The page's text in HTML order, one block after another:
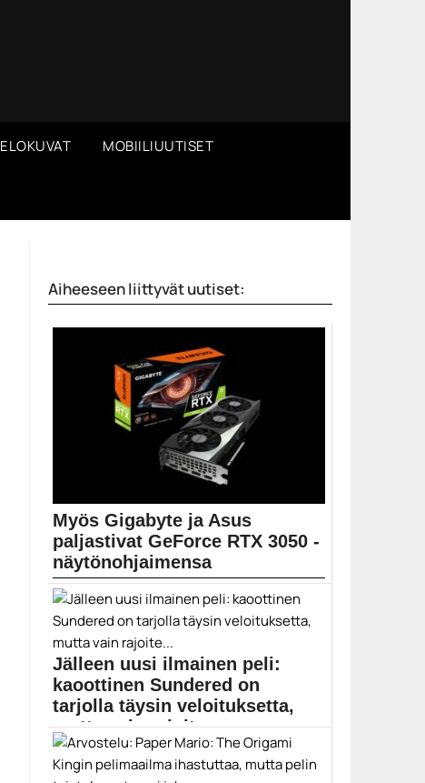
ELOKUVAT MOBIILIUUTISET
Aiheeseen liittyvät uutiset:
Myös Gigabyte ja Asus
paljastivat GeForce RTX 3050 -
näytönohjaimensa
Gigabyte lähtee ottamaan budjettinäytönohjainten
markkinaa haltuun kolmella eri...
Asus
Jälleen uusi ilmainen peli:
kaoottinen Sundered on
tarjolla täysin veloituksetta,
mutta vain rajoite...
Epic Games Store jakaa Sundered-metroidvaniaa
ilmaiseksi. Epic Games...